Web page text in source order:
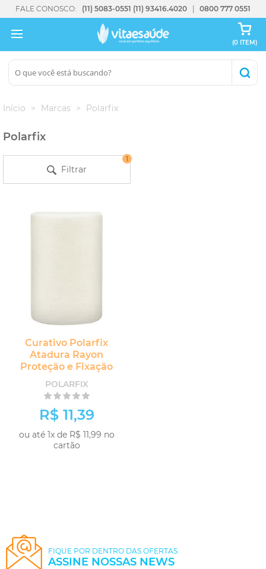
FALE CONOSCO: (11) 5083-0551 (11) 93416.4020 0800 777 0551
(0 ITEM)
Início Marcas Polarfix
Polarfix
Filtrar
1
Curativo Polarfix
Atadura Rayon
Proteção e Fixação
POLARFIX
R$ 11,39
ou até 1x de R$ 11,99 no
cartão
FIQUE POR DENTRO DAS OFERTAS
ASSINE NOSSAS NEWS